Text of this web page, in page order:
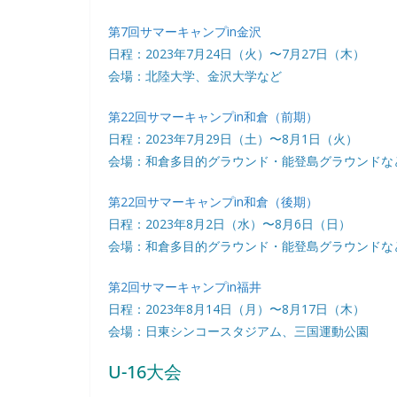
第7回サマーキャンプin金沢
日程：2023年7月24日（火）〜7月27日（木）
会場：北陸大学、金沢大学など
第22回サマーキャンプin和倉（前期）
日程：2023年7月29日（土）〜8月1日（火）
会場：和倉多目的グラウンド・能登島グラウンドな
第22回サマーキャンプin和倉（後期）
日程：2023年8月2日（水）〜8月6日（日）
会場：和倉多目的グラウンド・能登島グラウンドな
第2回サマーキャンプin福井
日程：2023年8月14日（月）〜8月17日（木）
会場：日東シンコースタジアム、三国運動公園
U-16大会